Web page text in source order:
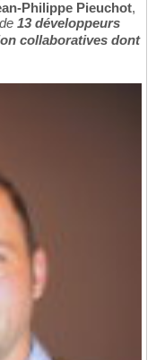
Philippe Pieuchot,
13 développeurs
collaboratives dont